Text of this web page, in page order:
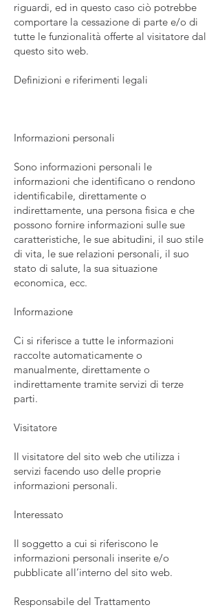
riguardi, ed in questo caso ciò potrebbe
comportare la cessazione di parte e/o di
tutte le funzionalità offerte al visitatore dal
questo sito web.
Definizioni e riferimenti legali
Informazioni personali
Sono informazioni personali le
informazioni che identificano o rendono
identificabile, direttamente o
indirettamente, una persona fisica e che
possono fornire informazioni sulle sue
caratteristiche, le sue abitudini, il suo stile
di vita, le sue relazioni personali, il suo
stato di salute, la sua situazione
economica, ecc.
Informazione
Ci si riferisce a tutte le informazioni
raccolte automaticamente o
manualmente, direttamente o
indirettamente tramite servizi di terze
parti.
Visitatore
Il visitatore del sito web che utilizza i
servizi facendo uso delle proprie
informazioni personali.
Interessato
Il soggetto a cui si riferiscono le
informazioni personali inserite e/o
pubblicate all’interno del sito web.
Responsabile del Trattamento